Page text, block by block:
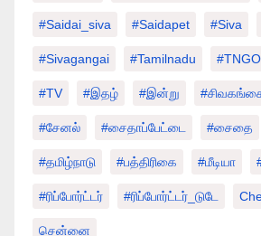
#saidai_siva #saidapet #Siva
#sivagangai #tamilnadu
#TV #இதழ் #இன்று
#சேனல் #சைதாப்பேட்டை #சைதை
#தமிழ்நாடு #பத்திரிகை #மீடியா
#ரிப்போர்ட்டர் #ரிப்போர்ட்டர்_டுடே
சென்னை